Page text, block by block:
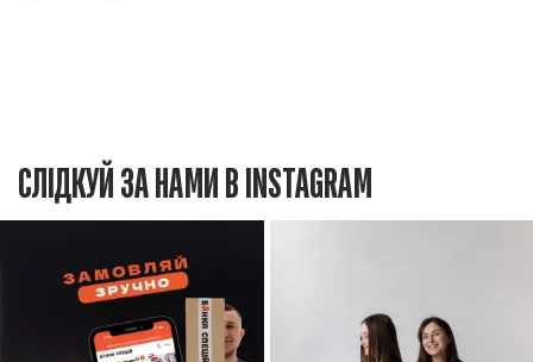
СЛІДКУЙ ЗА НАМИ В INSTAGRAM